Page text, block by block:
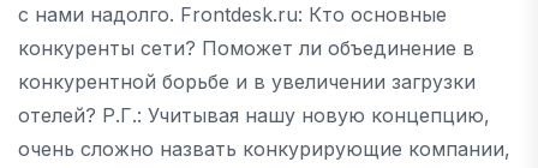
с нами надолго. Frontdesk.ru: Кто основные
конкуренты сети? Поможет ли объединение в
конкурентной борьбе и в увеличении загрузки
отелей? Р.Г.: Учитывая нашу новую концепцию,
очень сложно назвать конкурирующие компании,